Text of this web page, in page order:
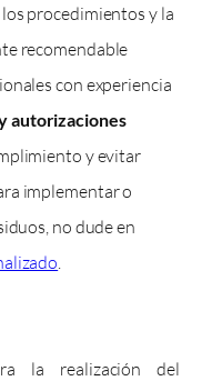
procedimientos y la
recomendable
con experiencia
autorizaciones
y evitar
implementar o
no dude en
la realización del